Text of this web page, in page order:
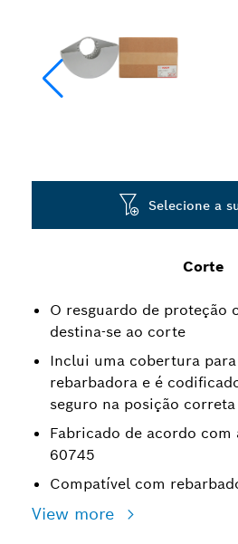
Corte
O resguardo de proteção
destina-se ao corte
Inclui uma cobertura
rebarbadora e é
seguro na posição correta
Fabricado de acordo com
60745
Compatível com
View more
Selecione a